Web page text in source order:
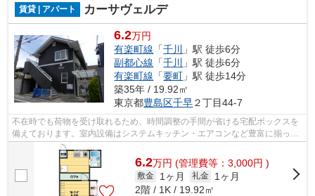
賃貸 | アパート カーサヴェルデ
6.2万円
有楽町線 「千川
」駅 徒歩6分
副都心線 「千川
」駅 徒歩6分
有楽町線 「要町 」駅 徒歩14分
築35年 / 19.92㎡
東京都豊島区千早２丁目44-7
不在時でも荷物を受け取れるため、時間調整の手間が省ける宅配ボックスを
備えております。室内設備はシステムキッチン・エアコンなど豊富に揃って
おり、過ごしやすいお部屋になってお...
6.2万円 (管理費等：3,000円 )
敷金 1ヶ月 礼金
1ヶ月
2階 / 1K / 19.92㎡